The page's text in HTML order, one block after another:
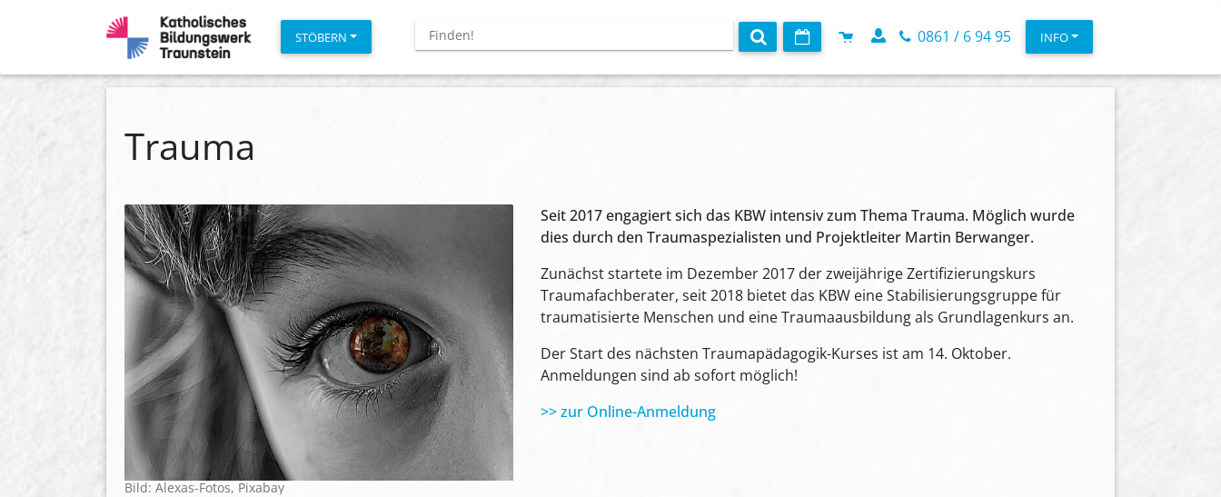
STÖBERN 0861 / 6 94 95 INFO
Trauma
Bild: Alexas-Fotos, Pixabay
Seit 2017 engagiert sich das KBW intensiv zum Thema Trauma. Möglich wurde
dies durch den Traumaspezialisten und Projektleiter Martin Berwanger.
Zunächst startete im Dezember 2017 der zweijährige Zertifizierungskurs
Traumafachberater, seit 2018 bietet das KBW eine Stabilisierungsgruppe für
traumatisierte Menschen und eine Traumaausbildung als Grundlagenkurs an.
Der Start des nächsten Traumapädagogik-Kurses ist am 14. Oktober.
Anmeldungen sind ab sofort möglich!
>> zur Online-Anmeldung